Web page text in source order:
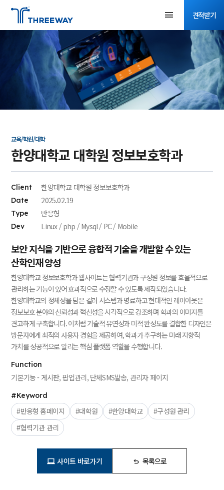
견적받기
교육/학원/대학
한양대학교 대학원 정보보호학과
Client 한양대학교 대학원 정보보호학과
Date 2025.02.19
Type 반응형
Dev Linux / php / Mysql / PC / Mobile
보안 지식을 기반으로 융합적 기술을 개발할 수 있는
산학인재 양성
한양대학교 정보보호학과 웹사이트는 협력기관과 구성원 정보를 효율적으로
관리하는 기능이 있어 효과적으로 수정할 수 있도록 제작되었습니다.
한양대학교의 정체성을 담은 컬러 시스템과 명료하고 현대적인 레이아웃은
정보보호 분야의 신뢰성과 혁신성을 시각적으로 강조하며 학과의 이미지를
견고하게 구축합니다. 이처럼 기술적 유연성과 미적 완성도를 결합한 디자인은
방문자에게 최적의 사용자 경험을 제공하여, 학과가 추구하는 미래 지향적
가치를 성공적으로 알리는 핵심 플랫폼 역할을 수행합니다.
Function
기본기능 - 게시판, 팝업관리, 단체SMS발송, 관리자 페이지
#Keyword
#반응형 홈페이지 #대학원 #한양대학교
#구성원 관리
#협력기관 관리
사이트 바로가기 목록으로